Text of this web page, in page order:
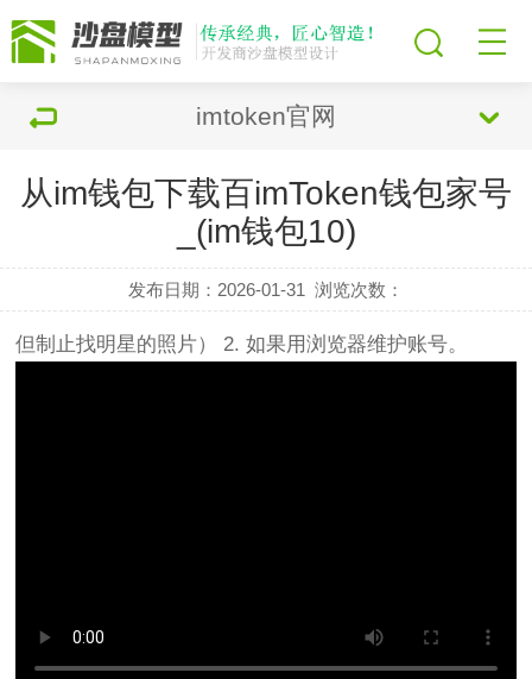
imtoken官网
从im钱包下载百imToken钱包家号
_(im钱包10)
发布日期：2026-01-31 浏览次数：
但制止找明星的照片） 2. 如果用浏览器维护账号。